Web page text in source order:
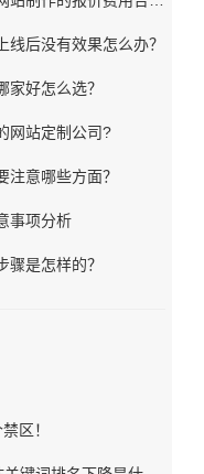
线后没有效果怎么办？
家好怎么选？
网站定制公司?
注意哪些方面？
事项分析
骤是怎样的？
区！